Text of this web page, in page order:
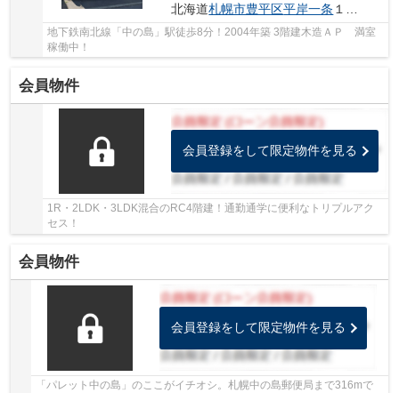
北海道札幌市豊平区平岸一条 １丁目5-8
地下鉄南北線「中の島」駅徒歩8分！2004年築 3階建木造ＡＰ 満室
稼働中！
会員物件
会員登録をして限定物件を見る
1R・2LDK・3LDK混合のRC4階建！通勤通学に便利なトリプルアク
セス！
会員物件
会員登録をして限定物件を見る
「パレット中の島」のここがイチオシ。札幌中の島郵便局まで316mで